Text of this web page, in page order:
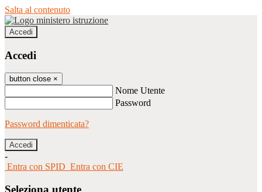
Salta al contenuto
Accedi
Accedi
button close ×
Nome Utente
Password
Password dimenticata?
-
Entra con SPID Entra con CIE
Seleziona utente